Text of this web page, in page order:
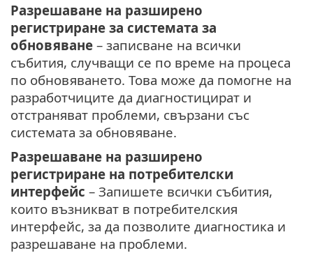
Разрешаване на разширено
регистриране за системата за
обновяване – записване на всички
събития, случващи се по време на процеса
по обновяването. Това може да помогне на
разработчиците да диагностицират и
отстраняват проблеми, свързани със
системата за обновяване.
Разрешаване на разширено
регистриране на потребителски
интерфейс – Запишете всички събития,
които възникват в потребителския
интерфейс, за да позволите диагностика и
разрешаване на проблеми.